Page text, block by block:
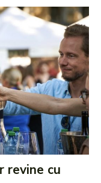
revine cu